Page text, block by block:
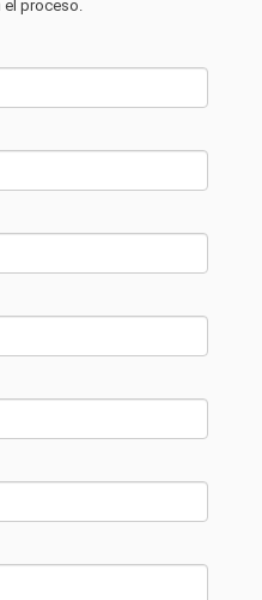
proceso.